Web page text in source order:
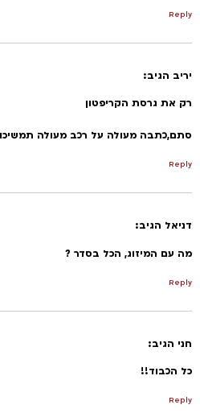
הגיב:
גרסת הקריפטון
מעולה על רכב מעולה תמשיכו!!!!!
הגיב:
המיזוג, הכל בסדר ?
הגיב: